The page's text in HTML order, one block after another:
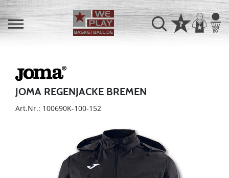
JOMA REGENJACKE BREMEN
Art.Nr.: 100690K-100-152